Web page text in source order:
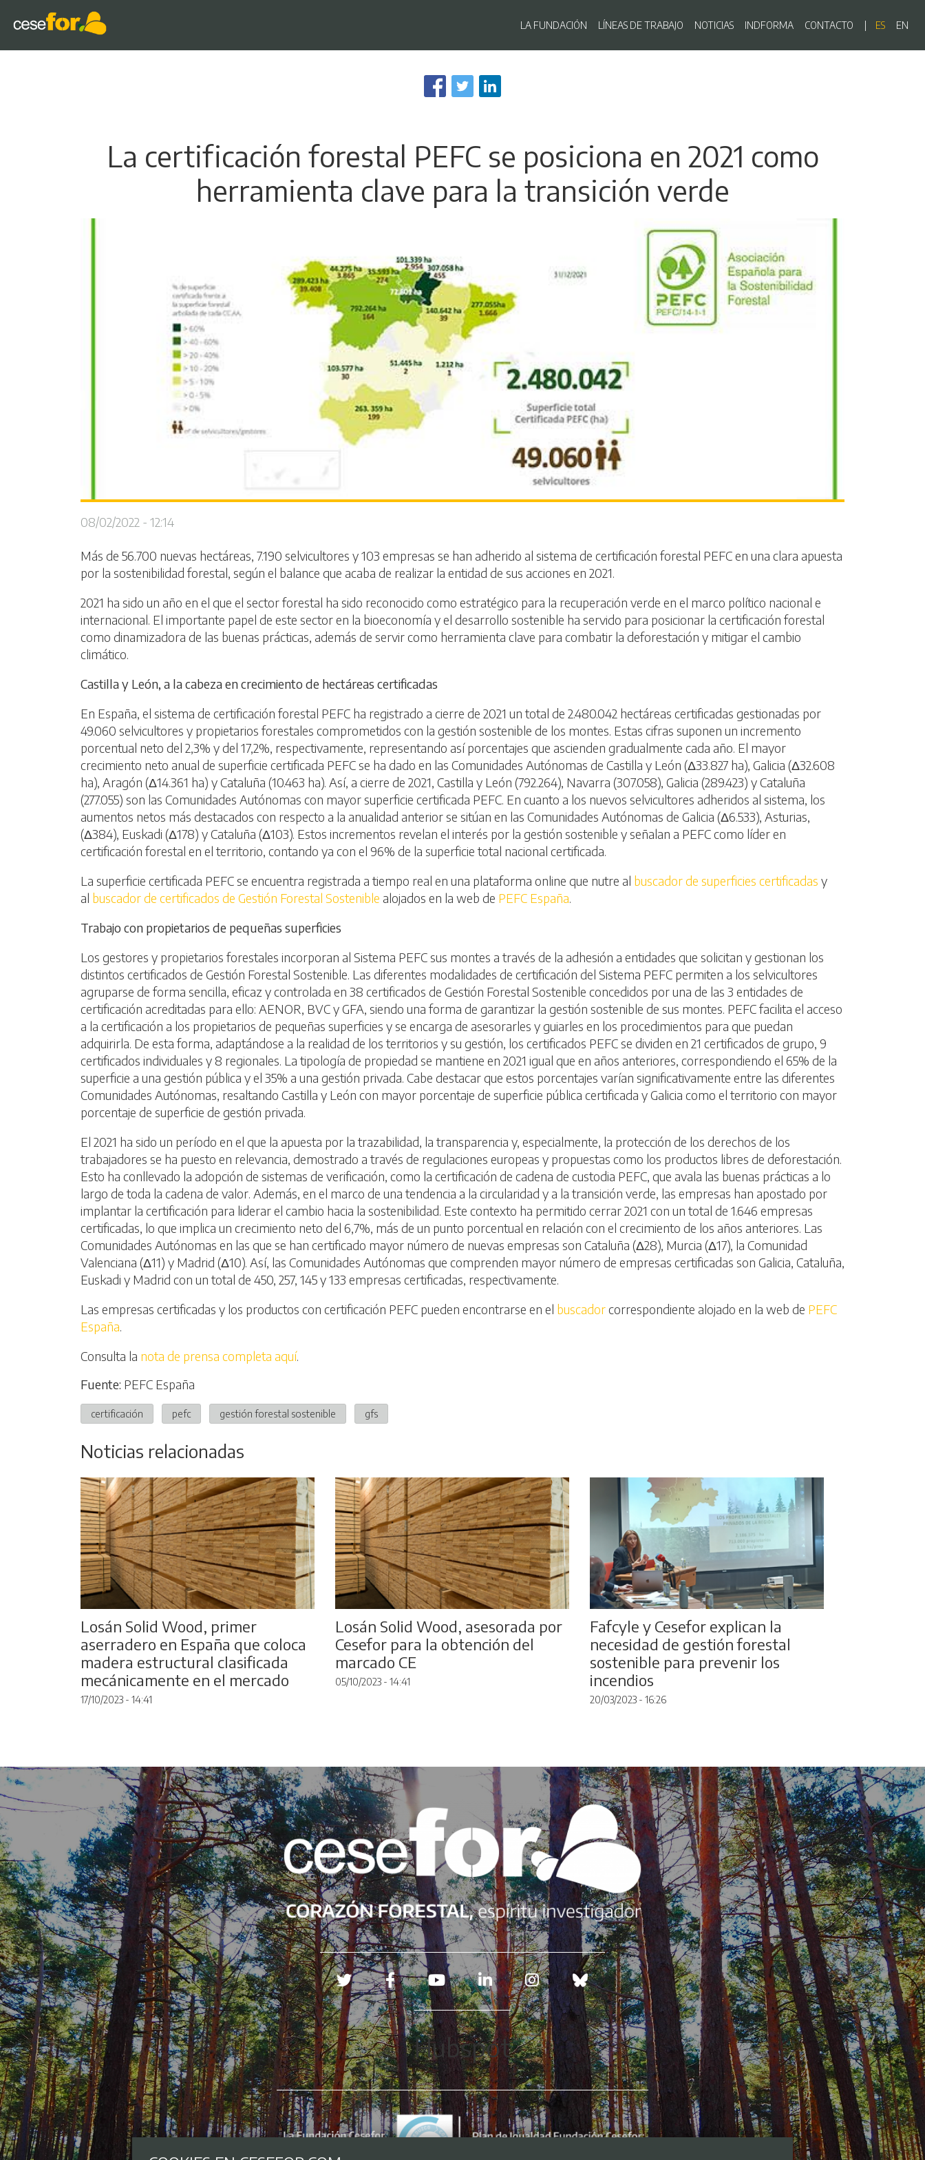
al
contenido
Navegación principal
LA FUNDACIÓN LÍNEAS DE TRABAJO NOTICIAS INDFORMA CONTACTO ES EN
La certificación forestal PEFC se posiciona en 2021 como
herramienta clave para la transición verde
08/02/2022 - 12:14
Más de 56.700 nuevas hectáreas, 7.190 selvicultores y 103 empresas se han adherido al sistema de certificación forestal PEFC en una clara apuesta
por la sostenibilidad forestal, según el balance que acaba de realizar la entidad de sus acciones en 2021.
2021 ha sido un año en el que el sector forestal ha sido reconocido como estratégico para la recuperación verde en el marco político nacional e
internacional. El importante papel de este sector en la bioeconomía y el desarrollo sostenible ha servido para posicionar la certificación forestal
como dinamizadora de las buenas prácticas, además de servir como herramienta clave para combatir la deforestación y mitigar el cambio
climático.
Castilla y León, a la cabeza en crecimiento de hectáreas certificadas
En España, el sistema de certificación forestal PEFC ha registrado a cierre de 2021 un total de 2.480.042 hectáreas certificadas gestionadas por
49.060 selvicultores y propietarios forestales comprometidos con la gestión sostenible de los montes. Estas cifras suponen un incremento
porcentual neto del 2,3% y del 17,2%, respectivamente, representando así porcentajes que ascienden gradualmente cada año. El mayor
crecimiento neto anual de superficie certificada PEFC se ha dado en las Comunidades Autónomas de Castilla y León (Δ33.827 ha), Galicia (Δ32.608
ha), Aragón (Δ14.361 ha) y Cataluña (10.463 ha). Así, a cierre de 2021, Castilla y León (792.264), Navarra (307.058), Galicia (289.423) y Cataluña
(277.055) son las Comunidades Autónomas con mayor superficie certificada PEFC. En cuanto a los nuevos selvicultores adheridos al sistema, los
aumentos netos más destacados con respecto a la anualidad anterior se sitúan en las Comunidades Autónomas de Galicia (Δ6.533), Asturias,
(Δ384), Euskadi (Δ178) y Cataluña (Δ103). Estos incrementos revelan el interés por la gestión sostenible y señalan a PEFC como líder en
certificación forestal en el territorio, contando ya con el 96% de la superficie total nacional certificada.
La superficie certificada PEFC se encuentra registrada a tiempo real en una plataforma online que nutre al buscador de superficies certificadas y
al buscador de certificados de Gestión Forestal Sostenible alojados en la web de PEFC España
Trabajo con propietarios de pequeñas superficies
Los gestores y propietarios forestales incorporan al Sistema PEFC sus montes a través de la adhesión a entidades que solicitan y gestionan los
distintos certificados de Gestión Forestal Sostenible. Las diferentes modalidades de certificación del Sistema PEFC permiten a los selvicultores
agruparse de forma sencilla, eficaz y controlada en 38 certificados de Gestión Forestal Sostenible concedidos por una de las 3 entidades de
certificación acreditadas para ello: AENOR, BVC y GFA, siendo una forma de garantizar la gestión sostenible de sus montes. PEFC facilita el acceso
a la certificación a los propietarios de pequeñas superficies y se encarga de asesorarles y guiarles en los procedimientos para que puedan
adquirirla. De esta forma, adaptándose a la realidad de los territorios y su gestión, los certificados PEFC se dividen en 21 certificados de grupo, 9
certificados individuales y 8 regionales. La tipología de propiedad se mantiene en 2021 igual que en años anteriores, correspondiendo el 65% de la
superficie a una gestión pública y el 35% a una gestión privada. Cabe destacar que estos porcentajes varían significativamente entre las diferentes
Comunidades Autónomas, resaltando Castilla y León con mayor porcentaje de superficie pública certificada y Galicia como el territorio con mayor
porcentaje de superficie de gestión privada.
El 2021 ha sido un período en el que la apuesta por la trazabilidad, la transparencia y, especialmente, la protección de los derechos de los
trabajadores se ha puesto en relevancia, demostrado a través de regulaciones europeas y propuestas como los productos libres de deforestación.
Esto ha conllevado la adopción de sistemas de verificación, como la certificación de cadena de custodia PEFC, que avala las buenas prácticas a lo
largo de toda la cadena de valor. Además, en el marco de una tendencia a la circularidad y a la transición verde, las empresas han apostado por
implantar la certificación para liderar el cambio hacia la sostenibilidad. Este contexto ha permitido cerrar 2021 con un total de 1.646 empresas
certificadas, lo que implica un crecimiento neto del 6,7%, más de un punto porcentual en relación con el crecimiento de los años anteriores. Las
Comunidades Autónomas en las que se han certificado mayor número de nuevas empresas son Cataluña (Δ28), Murcia (Δ17), la Comunidad
Valenciana (Δ11) y Madrid (Δ10). Así, las Comunidades Autónomas que comprenden mayor número de empresas certificadas son Galicia, Cataluña,
Euskadi y Madrid con un total de 450, 257, 145 y 133 empresas certificadas, respectivamente.
Las empresas certificadas y los productos con certificación PEFC pueden encontrarse en el buscador correspondiente alojado en la web de PEFC
España
Consulta la nota de prensa completa aquí.
Fuente: PEFC España
certificación pefc gestión forestal sostenible gfs
Noticias relacionadas
Losán Solid Wood, primer
aserradero en España que coloca
madera estructural clasificada
mecánicamente en el mercado
17/10/2023 - 14:41
Losán Solid Wood, asesorada por
Cesefor para la obtención del
marcado CE
05/10/2023 - 14:41
Fafcyle y Cesefor explican la
necesidad de gestión forestal
sostenible para prevenir los
incendios
20/03/2023 - 16:26
Redes sociales
Hubspot